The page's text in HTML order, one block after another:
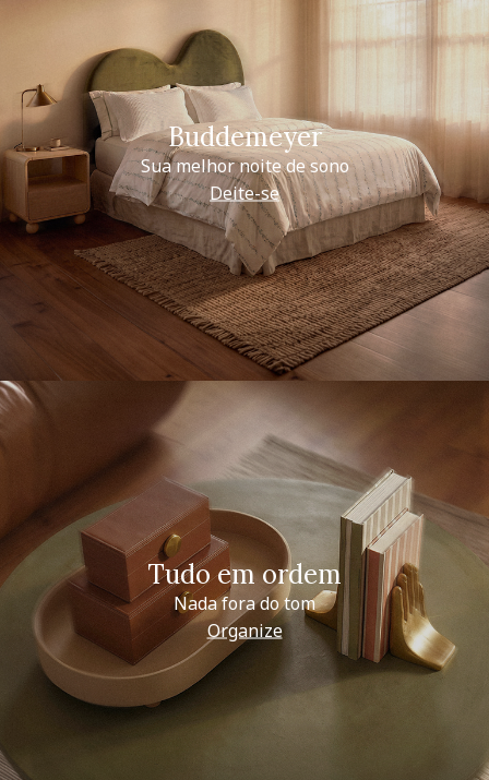
Buddemeyer
Sua melhor noite de sono
Deite-se
Tudo em ordem
Nada fora do tom
Organize